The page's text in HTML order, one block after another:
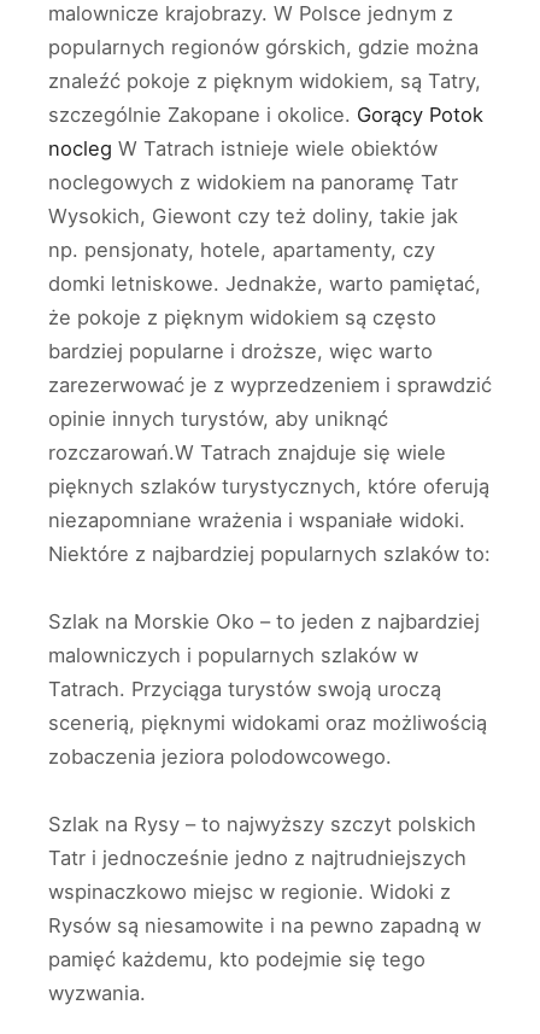
malownicze krajobrazy. W Polsce jednym z
popularnych regionów górskich, gdzie można
znaleźć pokoje z pięknym widokiem, są Tatry,
szczególnie Zakopane i okolice. Gorący Potok
nocleg W Tatrach istnieje wiele obiektów
noclegowych z widokiem na panoramę Tatr
Wysokich, Giewont czy też doliny, takie jak
np. pensjonaty, hotele, apartamenty, czy
domki letniskowe. Jednakże, warto pamiętać,
że pokoje z pięknym widokiem są często
bardziej popularne i droższe, więc warto
zarezerwować je z wyprzedzeniem i sprawdzić
opinie innych turystów, aby uniknąć
rozczarowań.W Tatrach znajduje się wiele
pięknych szlaków turystycznych, które oferują
niezapomniane wrażenia i wspaniałe widoki.
Niektóre z najbardziej popularnych szlaków to:
Szlak na Morskie Oko – to jeden z najbardziej
malowniczych i popularnych szlaków w
Tatrach. Przyciąga turystów swoją uroczą
scenerią, pięknymi widokami oraz możliwością
zobaczenia jeziora polodowcowego.
Szlak na Rysy – to najwyższy szczyt polskich
Tatr i jednocześnie jedno z najtrudniejszych
wspinaczkowo miejsc w regionie. Widoki z
Rysów są niesamowite i na pewno zapadną w
pamięć każdemu, kto podejmie się tego
wyzwania.